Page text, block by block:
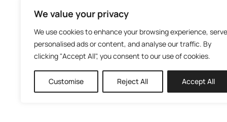
We value your privacy
We use cookies to enhance your browsing experience, serve
personalised ads or content, and analyse our traffic. By
clicking "Accept All", you consent to our use of cookies.
Customise Reject All Accept All